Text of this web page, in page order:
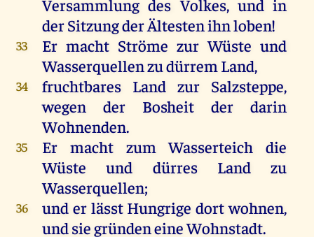
Versammlung des Volkes, und in
derSitzungderÄltestenihnloben!
33 Er macht Ströme zur Wüste und
Wasserquellenzudürrem Land,
34 fruchtbares Land zur Salzsteppe,
wegen
der Bosheit der
darin
Wohnenden.
35 Er macht zum Wasserteichdie
Wüste
und dürres Land
zu
Wasserquellen;
36 und erlässt Hungrige dort wohnen,
undsiegründeneineWohnstadt.